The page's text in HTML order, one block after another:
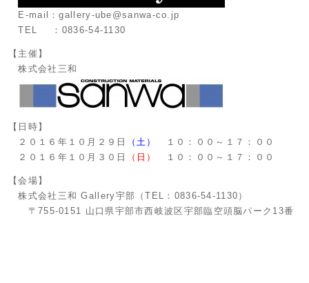
E-mail：gallery-ube@sanwa-co.jp
TEL ：0836-54-1130
【主催】
株式会社三和
【日時】
２０１６年１０月２９日
（土）
１０：００～１７：００
２０１６年１０月３０日
（日） １０：００～１７：００
【会場】
株式会社三和 Gallery宇部（TEL：0836-54-1130）
〒755-0151 山口県宇部市西岐波区宇部臨空頭脳パーク13番